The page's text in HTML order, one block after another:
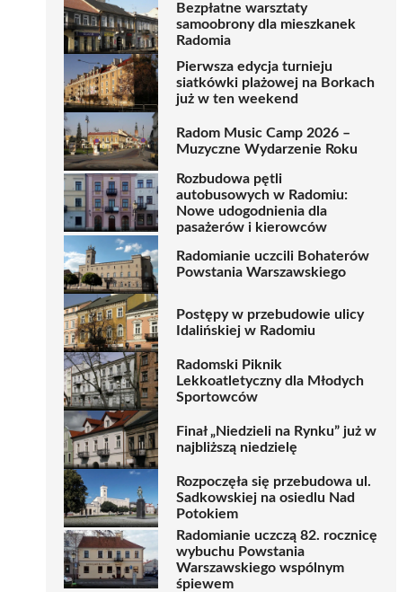
Bezpłatne warsztaty
samoobrony dla mieszkanek
Radomia
Pierwsza edycja turnieju
siatkówki plażowej na Borkach
już w ten weekend
Radom Music Camp 2026 –
Muzyczne Wydarzenie Roku
Rozbudowa pętli
autobusowych w Radomiu:
Nowe udogodnienia dla
pasażerów i kierowców
Radomianie uczcili Bohaterów
Powstania Warszawskiego
Postępy w przebudowie ulicy
Idalińskiej w Radomiu
Radomski Piknik
Lekkoatletyczny dla Młodych
Sportowców
Finał „Niedzieli na Rynku” już w
najbliższą niedzielę
Rozpoczęła się przebudowa ul.
Sadkowskiej na osiedlu Nad
Potokiem
Radomianie uczczą 82. rocznicę
wybuchu Powstania
Warszawskiego wspólnym
śpiewem